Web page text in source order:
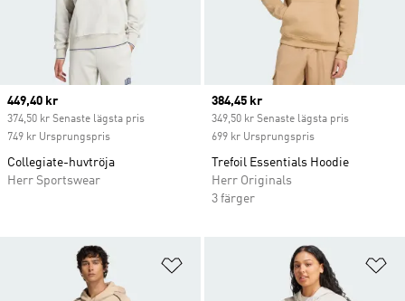
Current price
449,40 kr
374,50 kr Senaste lägsta pris
749 kr Ursprungspris
Collegiate-huvtröja
Herr Sportswear
Current price
384,45 kr
349,50 kr Senaste lägsta pris
699 kr Ursprungspris
Trefoil Essentials Hoodie
Herr Originals
3 färger
Lägg till på önskelistan